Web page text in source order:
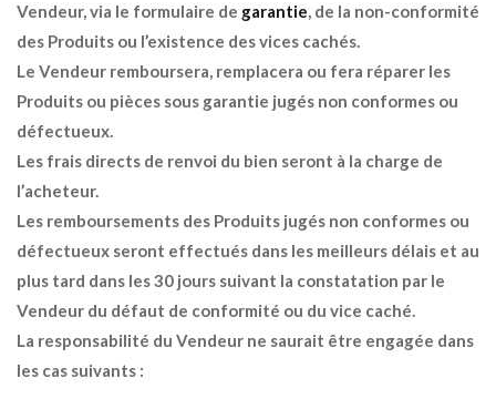
Vendeur, via le formulaire de garantie, de la non-conformité
des Produits ou l’existence des vices cachés.
Le Vendeur remboursera, remplacera ou fera réparer les
Produits ou pièces sous garantie jugés non conformes ou
défectueux.
Les frais directs de renvoi du bien seront à la charge de
l’acheteur.
Les remboursements des Produits jugés non conformes ou
défectueux seront effectués dans les meilleurs délais et au
plus tard dans les 30 jours suivant la constatation par le
Vendeur du défaut de conformité ou du vice caché.
La responsabilité du Vendeur ne saurait être engagée dans
les cas suivants :